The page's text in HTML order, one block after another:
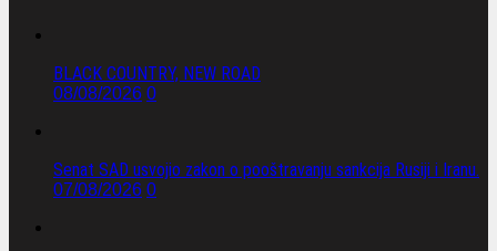
BLACK COUNTRY, NEW ROAD
08/08/2026 0
Senat SAD usvojio zakon o pooštravanju sankcija Rusiji i Iranu.
07/08/2026 0